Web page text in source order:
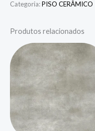
Categoria:PISO CERÂMICO
Produtos relacionados